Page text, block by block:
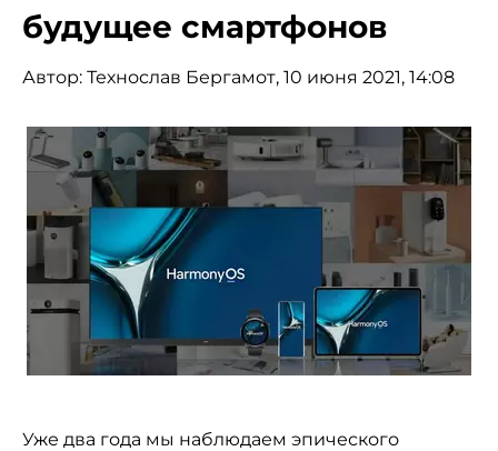
будущее смартфонов
Автор: Технослав Бергамот, 10 июня 2021, 14:08
Уже два года мы наблюдаем эпического